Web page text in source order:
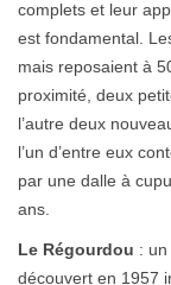
complets et leur
est fondamental.
mais reposaient à
proximité, deux
l’autre deux
l’un d’entre eux
par une dalle à
ans.
Le Régourdou :
découvert en 1957